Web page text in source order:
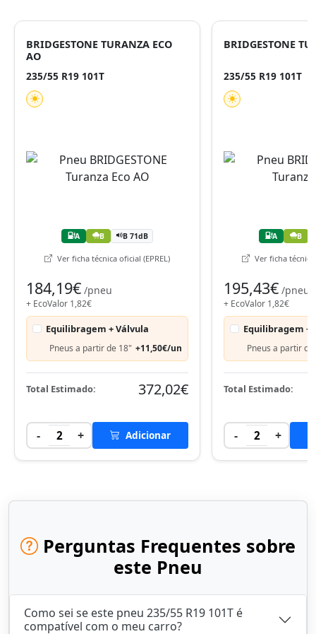
BRIDGESTONE TURANZA ECO
AO
235/55 R19 101T
A B B 71dB
Ver ficha técnica oficial (EPREL)
184,19€ /pneu
+ EcoValor 1,82€
Equilibragem + Válvula
Pneus a partir de 18" +11,50€/un
Total Estimado: 372,02€
- 2 + Adicionar
BRIDGESTONE
235/55 R19 101T
A B
Ver ficha técnica
195,43€ /pneu
+ EcoValor 1,82€
Equilibragem +
Pneus a partir
Total Estimado:
- 2 +
Perguntas Frequentes sobre
este Pneu
Como sei se este pneu 235/55 R19 101T é
compatível com o meu carro?